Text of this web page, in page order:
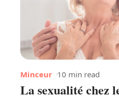
Minceur 10 min read
La sexualité chez